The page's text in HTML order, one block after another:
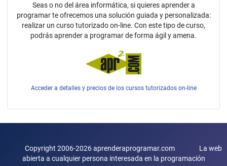
Seas o no del área informática, si quieres aprender a
programar te ofrecemos una solución guiada y personalizada:
realizar un curso tutorizado on-line. Con este tipo de curso,
podrás aprender a programar de forma ágil y amena.
Acceder a detalles y precios de los cursos tutorizados on-line
Copyright 2006-2026 aprenderaprogramar.com La web
abierta a cualquier persona interesada en la programación